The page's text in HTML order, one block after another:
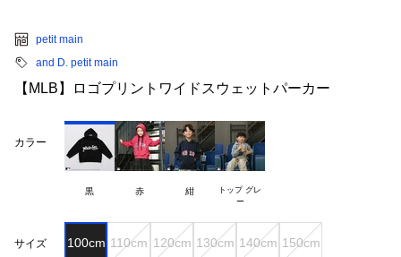
petit main
and D. petit main
【MLB】ロゴプリントワイドスウェットパーカー
カラー
黒 赤 紺
トップ グレ
ー
サイズ 100cm 110cm 120cm 130cm 140cm 150cm